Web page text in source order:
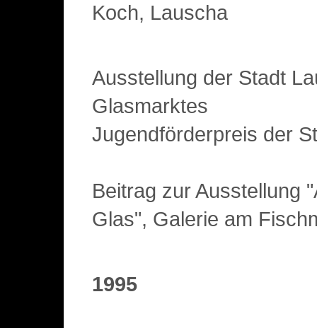
Koch, Lauscha
Ausstellung der Stadt
Glasmarktes
Jugendförderpreis der
Beitrag zur Ausstellung
Glas", Galerie am
1995